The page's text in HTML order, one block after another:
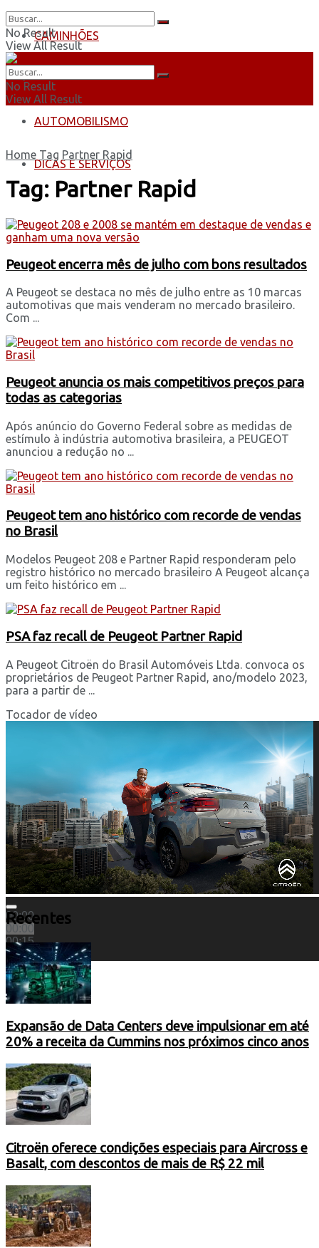
CAMINHÕES
ÔNIBUS
AUTOMOBILISMO
DICAS E SERVIÇOS
No Result
View All Result
No Result
View All Result
Home Tag Partner Rapid
Tag: Partner Rapid
Peugeot encerra mês de julho com bons resultados
A Peugeot se destaca no mês de julho entre as 10 marcas
automotivas que mais venderam no mercado brasileiro.
Com ...
Peugeot anuncia os mais competitivos preços para
todas as categorias
Após anúncio do Governo Federal sobre as medidas de
estímulo à indústria automotiva brasileira, a PEUGEOT
anunciou a redução no ...
Peugeot tem ano histórico com recorde de vendas
no Brasil
Modelos Peugeot 208 e Partner Rapid responderam pelo
registro histórico no mercado brasileiro A Peugeot alcança
um feito histórico em ...
PSA faz recall de Peugeot Partner Rapid
A Peugeot Citroën do Brasil Automóveis Ltda. convoca os
proprietários de Peugeot Partner Rapid, ano/modelo 2023,
para a partir de ...
Tocador de vídeo
00:00
00:00
00:15
Recentes
Expansão de Data Centers deve impulsionar em até
20% a receita da Cummins nos próximos cinco anos
Citroën oferece condições especiais para Aircross e
Basalt, com descontos de mais de R$ 22 mil